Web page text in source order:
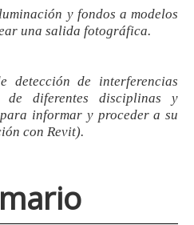
y fondos a modelos
una salida fotográfica.
detección de interferencias
de diferentes disciplinas y
informar y proceder a su
con Revit).